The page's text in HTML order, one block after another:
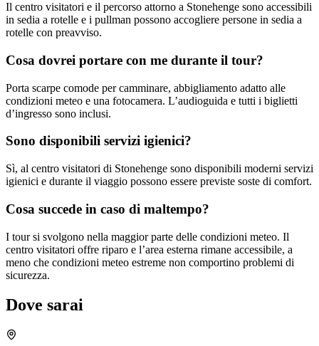
Il centro visitatori e il percorso attorno a Stonehenge sono accessibili
in sedia a rotelle e i pullman possono accogliere persone in sedia a
rotelle con preavviso.
Cosa dovrei portare con me durante il tour?
Porta scarpe comode per camminare, abbigliamento adatto alle
condizioni meteo e una fotocamera. L’audioguida e tutti i biglietti
d’ingresso sono inclusi.
Sono disponibili servizi igienici?
Sì, al centro visitatori di Stonehenge sono disponibili moderni servizi
igienici e durante il viaggio possono essere previste soste di comfort.
Cosa succede in caso di maltempo?
I tour si svolgono nella maggior parte delle condizioni meteo. Il
centro visitatori offre riparo e l’area esterna rimane accessibile, a
meno che condizioni meteo estreme non comportino problemi di
sicurezza.
Dove sarai